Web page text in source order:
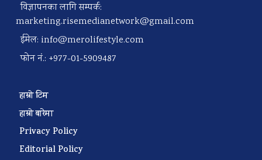
विज्ञापनका लागि सम्पर्क:
marketing.risemedianetwork@gmail.com
ईमेल: info@merolifestyle.com
फोन नं.: +977-01-5909487
हाम्रो टिम
हाम्रो बारेमा
Privacy Policy
Editorial Policy